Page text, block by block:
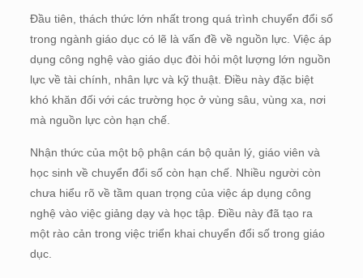
Đầu tiên, thách thức lớn nhất trong quá trình chuyển đổi số
trong ngành giáo dục có lẽ là vấn đề về nguồn lực. Việc áp
dụng công nghệ vào giáo dục đòi hỏi một lượng lớn nguồn
lực về tài chính, nhân lực và kỹ thuật. Điều này đặc biệt
khó khăn đối với các trường học ở vùng sâu, vùng xa, nơi
mà nguồn lực còn hạn chế.
Nhận thức của một bộ phận cán bộ quản lý, giáo viên và
học sinh về chuyển đổi số còn hạn chế. Nhiều người còn
chưa hiểu rõ về tầm quan trọng của việc áp dụng công
nghệ vào việc giảng dạy và học tập. Điều này đã tạo ra
một rào cản trong việc triển khai chuyển đổi số trong giáo
dục.